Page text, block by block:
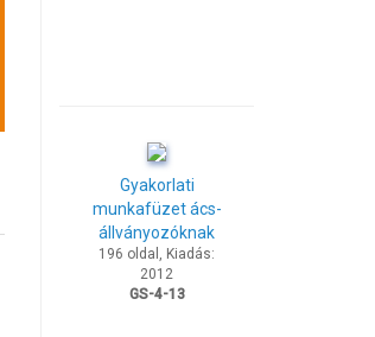
Gyakorlati
munkafüzet ács-
állványozóknak
196 oldal, Kiadás:
2012
GS-4-13